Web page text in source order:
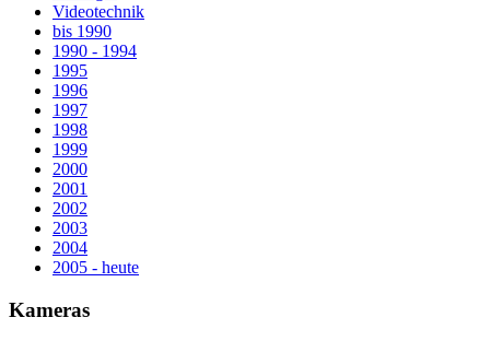
Videotechnik
bis 1990
1990 - 1994
1995
1996
1997
1998
1999
2000
2001
2002
2003
2004
2005 - heute
Kameras